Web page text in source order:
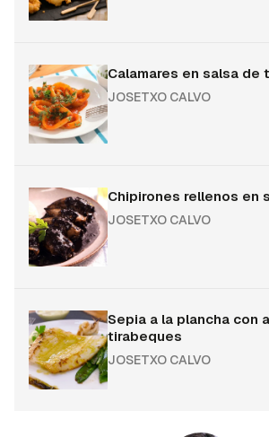
Calamares en salsa de
JOSETXO CALVO
Chipirones rellenos en
JOSETXO CALVO
Sepia a la plancha con
tirabeques
JOSETXO CALVO